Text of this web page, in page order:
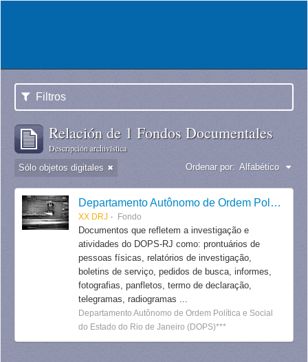
Filtros
Relación de 1 Fondos Documentales
Descripción archivística
Sólo objetos digitales Ordenar por: Alfabético
Departamento Autônomo de Ordem Política e Social do Estado do Rio de Janeiro
XX DRJ Fondo
Documentos que refletem a investigação e
atividades do DOPS-RJ como: prontuários de
pessoas físicas, relatórios de investigação,
boletins de serviço, pedidos de busca, informes,
fotografias, panfletos, termo de declaração,
telegramas, radiogramas ...
Departamento Autônomo de Ordem Política e Social
do Estado do Rio de Janeiro (DOPS)***